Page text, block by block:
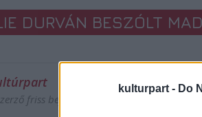
kulturpart - Do
DURVÁN BESZÓLT
friss bejegyzései